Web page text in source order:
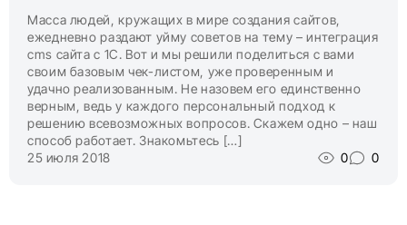
Масса людей, кружащих в мире создания сайтов,
ежедневно раздают уйму советов на тему – интеграция
cms сайта с 1С. Вот и мы решили поделиться с вами
своим базовым чек-листом, уже проверенным и
удачно реализованным. Не назовем его единственно
верным, ведь у каждого персональный подход к
решению всевозможных вопросов. Скажем одно – наш
способ работает. Знакомьтесь […]
25 июля 2018
0 0